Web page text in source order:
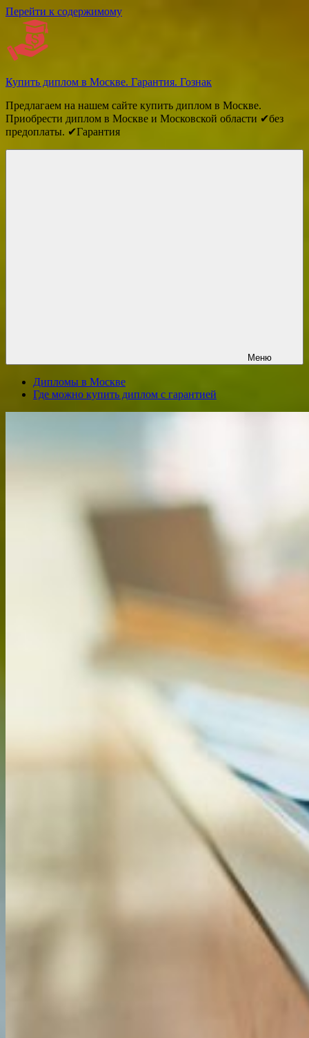
Перейти к содержимому
Купить диплом в Москве. Гарантия. Гознак
Предлагаем на нашем сайте купить диплом в Москве.
Приобрести диплом в Москве и Московской области ✔без
предоплаты. ✔Гарантия
Меню
Дипломы в Москве
Где можно купить диплом с гарантией